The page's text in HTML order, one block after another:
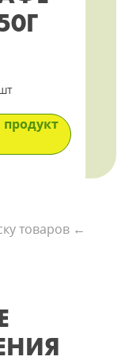
продукт
товаров ←